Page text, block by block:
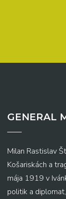
GENERAL
Milan Rastislav
Košariskách a
mája 1919 v
politik a